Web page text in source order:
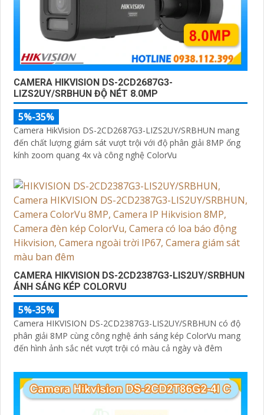
CAMERA HIKVISION DS-2CD2687G3-
LIZS2UY/SRBHUN ĐỘ NÉT 8.0MP
5%-35%
Camera HikVision DS-2CD2687G3-LIZS2UY/SRBHUN mang
đến chất lượng giám sát vượt trội với độ phân giải 8MP ống
kính zoom quang 4x và công nghệ ColorVu
CAMERA HIKVISION DS-2CD2387G3-LIS2UY/SRBHUN
ÁNH SÁNG KÉP COLORVU
5%-35%
Camera HIKVISION DS-2CD2387G3-LIS2UY/SRBHUN có độ
phân giải 8MP cùng công nghệ ánh sáng kép ColorVu mang
đến hình ảnh sắc nét vượt trội có màu cả ngày và đêm